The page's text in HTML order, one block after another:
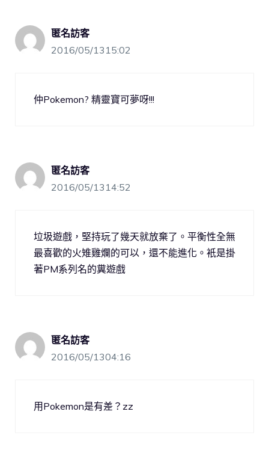
匿名訪客
2016/05/1315:02
仲Pokemon? 精靈寶可夢呀!!!
匿名訪客
2016/05/1314:52
垃圾遊戲，堅持玩了幾天就放棄了。平衡性全無
最喜歡的火雉雞爛的可以，還不能進化。衹是掛
著PM系列名的糞遊戲
匿名訪客
2016/05/1304:16
用Pokemon是有差？zz